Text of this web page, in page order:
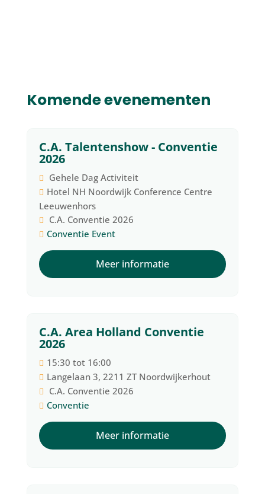
Komende evenementen
14
augustus
C.A. Talentenshow - Conventie
2026
Gehele Dag Activiteit
Hotel NH Noordwijk Conference Centre
Leeuwenhors
C.A. Conventie 2026
Conventie Event
Meer informatie
14
augustus
C.A. Area Holland Conventie
2026
15:30 tot 16:00
Langelaan 3, 2211 ZT Noordwijkerhout
C.A. Conventie 2026
Conventie
Meer informatie